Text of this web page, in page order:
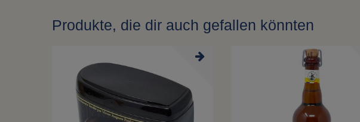
Produkte, die dir auch gefallen könnten